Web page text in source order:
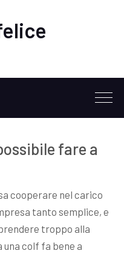
fare a
cooperare nel carico
tanto semplice, e
troppo alla
colf fa bene a